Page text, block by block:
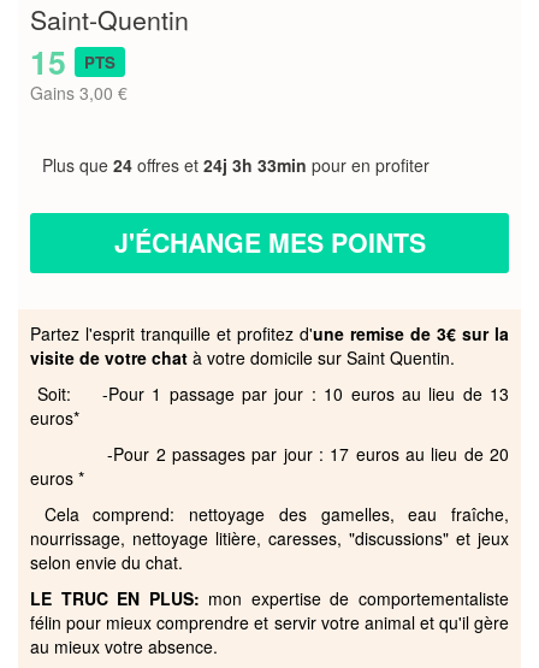
Saint-Quentin
15 PTS
Gains 3,00 €
Plus que 24 offres et 24j 3h 33min pour en profiter
J'ÉCHANGE MES POINTS
Partez l'esprit tranquille et profitez d'une remise de 3€ sur la
visite de votre chat à votre domicile sur Saint Quentin.
Soit: -Pour 1 passage par jour : 10 euros au lieu de 13
euros*
-Pour 2 passages par jour : 17 euros au lieu de 20
euros *
Cela comprend: nettoyage des gamelles, eau fraîche,
nourrissage, nettoyage litière, caresses, "discussions" et jeux
selon envie du chat.
LE TRUC EN PLUS: mon expertise de comportementaliste
félin pour mieux comprendre et servir votre animal et qu'il gère
au mieux votre absence.